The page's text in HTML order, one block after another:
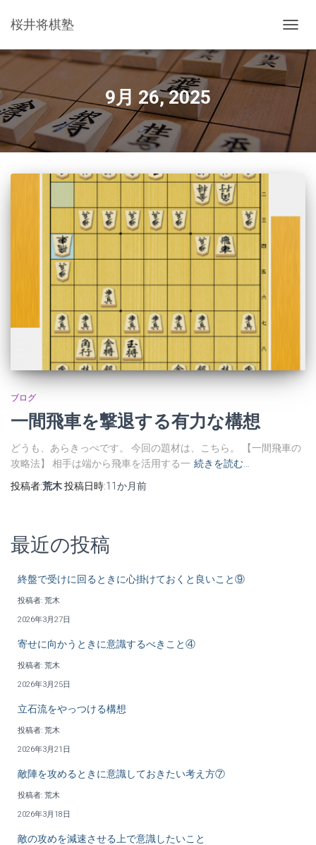
桜井将棋塾
ビ
シ
ョ
ン
を
切
9月 26, 2025
ブログ
一間飛車を撃退する有力な構想
どうも、あらきっぺです。 今回の題材は、こちら。 【一間飛車の
攻略法】 相手は端から飛車を活用する一 続きを読む…
投稿者:荒木投稿日時:11か月前
最近の投稿
終盤で受けに回るときに心掛けておくと良いこと⑨
投稿者: 荒木
2026年3月27日
寄せに向かうときに意識するべきこと④
投稿者: 荒木
2026年3月25日
立石流をやっつける構想
投稿者: 荒木
2026年3月21日
敵陣を攻めるときに意識しておきたい考え方⑦
投稿者: 荒木
2026年3月18日
敵の攻めを減速させる上で意識したいこと